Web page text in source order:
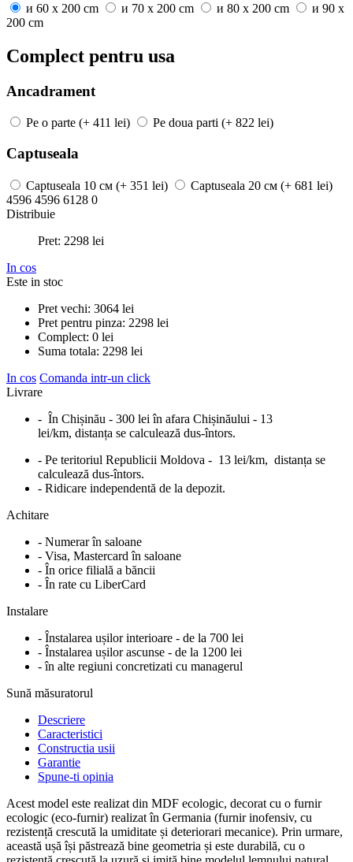
и 60 x 200 cm и 70 x 200 cm и 80 x 200 cm и 90 x
200 cm
Complect pentru usa
Ancadrament
Pe o parte (+ 411 lei) Pe doua parti (+ 822 lei)
Captuseala
Captuseala 10 см (+ 351 lei) Captuseala 20 см (+ 681 lei)
4596 4596 6128 0
Distribuie
Pret: 2298 lei
In cos
Este in stoc
Pret vechi: 3064 lei
Pret pentru pinza: 2298 lei
Complect: 0 lei
Suma totala: 2298 lei
In cos Comanda intr-un click
Livrare
- În Chișinău - 300 lei în afara Chișinăului - 13
lei/km, distanța se calculează dus-întors.
- Pe teritoriul Republicii Moldova - 13 lei/km, distanța se
calculează dus-întors.
- Ridicare independentă de la depozit.
Achitare
- Numerar în saloane
- Visa, Mastercard în saloane
- În orice filială a băncii
- În rate cu LiberCard
Instalare
- Înstalarea ușilor interioare - de la 700 lei
- Înstalarea ușilor ascunse - de la 1200 lei
- în alte regiuni concretizati cu managerul
Sună măsuratorul
Descriere
Caracteristici
Constructia usii
Garantie
Spune-ti opinia
Acest model este realizat din MDF ecologic, decorat cu o furnir
ecologic (eco-furnir) realizat în Germania (furnir inofensiv, cu
rezistență crescută la umiditate și deteriorari mecanice). Prin urmare,
această ușă își păstrează bine geometria și este durabilă, cu o